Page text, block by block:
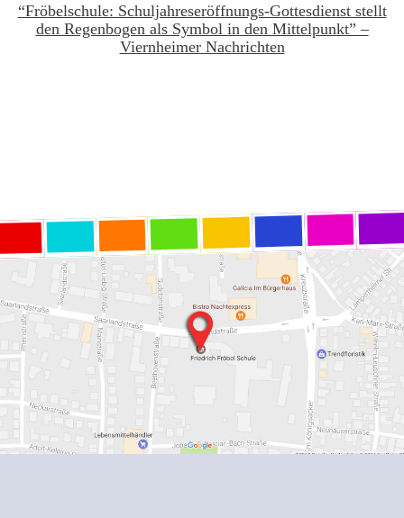
“Fröbelschule: Schuljahreseröffnungs-Gottesdienst stellt
den Regenbogen als Symbol in den Mittelpunkt” –
Viernheimer Nachrichten